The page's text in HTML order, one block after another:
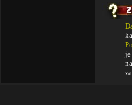
je